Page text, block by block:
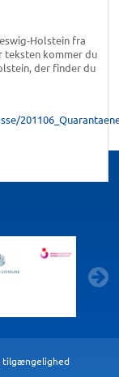
Holstein fra
teksten kommer du
der finder du
tilgængelighed